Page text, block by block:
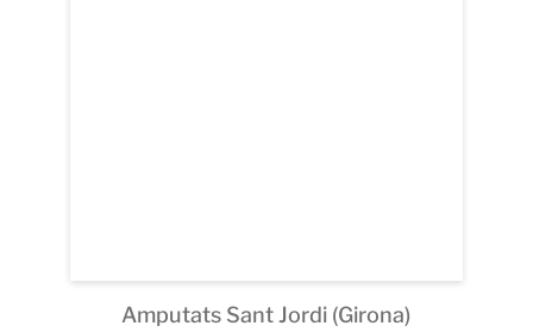
Amputats Sant Jordi (Girona)